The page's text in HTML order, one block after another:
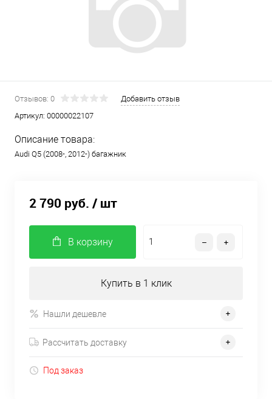
Отзывов: 0
Добавить отзыв
Артикул: 00000022107
Описание товара:
Audi Q5 (2008-, 2012-) багажник
2 790 руб. / шт
В корзину
Купить в 1 клик
Нашли дешевле
Рассчитать доставку
Под заказ